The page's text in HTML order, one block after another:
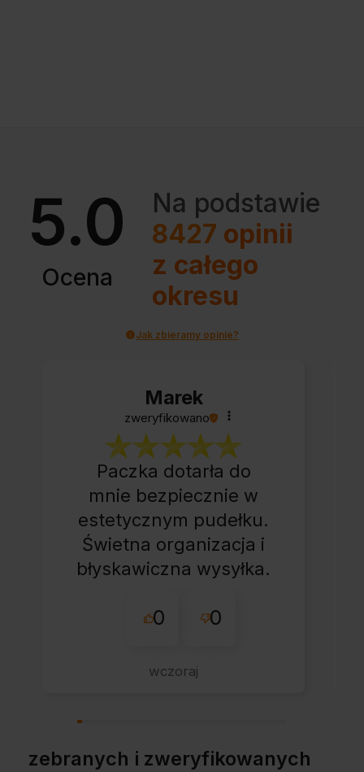
5.0
Ocena
Na podstawie
8427 opinii
z całego
okresu
Jak zbieramy opinie?
Marek
zweryfikowano
Paczka dotarła do
mnie bezpiecznie w
estetycznym pudełku.
Świetna organizacja i
błyskawiczna wysyłka.
sklepu nie pierwszy
wszystko perfekt.
0 0
wczoraj
zebranych i zweryfikowanych